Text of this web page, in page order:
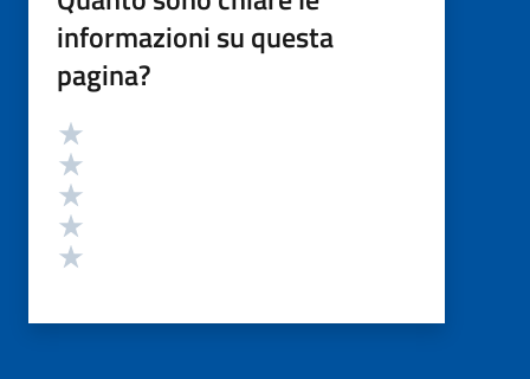
informazioni su questa
pagina?
Valutazione